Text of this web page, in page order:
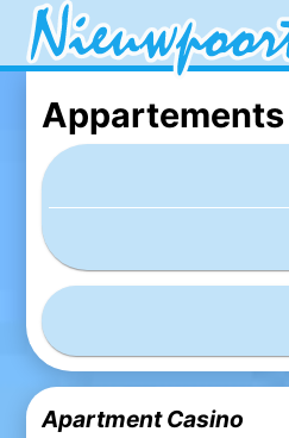
Apartment Casino